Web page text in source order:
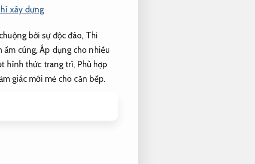
xây dựng
bởi sự độc đáo, Thi
ấm cúng, Áp dụng cho nhiều
hình thức trang trí, Phù hợp
giác mới mẻ cho căn bếp.